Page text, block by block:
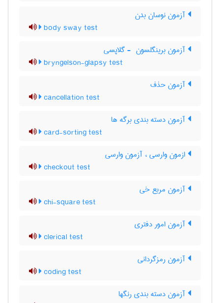
آزمون نوسان بدن
body sway test
آزمون برینگلسون ‎ - گلاپسی
bryngelson-glapsy test
آزمون حذف
cancellation test
آزمون دسته بندی برگه ها
card-sorting test
ازمون وارسی ، آزمون وارسی
checkout test
آزمون مربع خی
chi-square test
آزمون امور دفتری
clerical test
آزمون رمزگردانی
coding test
آزمون دسته بندی رنگها